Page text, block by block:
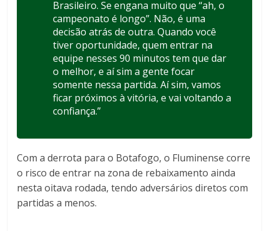
Brasileiro. Se engana muito que “ah, o
campeonato é longo”. Não, é uma
decisão atrás de outra. Quando você
tiver oportunidade, quem entrar na
equipe nesses 90 minutos tem que dar
o melhor, e aí sim a gente focar
somente nessa partida. Aí sim, vamos
ficar próximos à vitória, e vai voltando a
confiança.”
Com a derrota para o Botafogo, o Fluminense corre
o risco de entrar na zona de rebaixamento ainda
nesta oitava rodada, tendo adversários diretos com
partidas a menos.